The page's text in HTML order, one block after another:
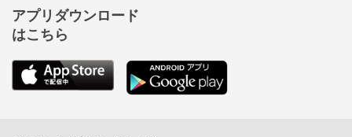
アプリダウンロード
はこちら